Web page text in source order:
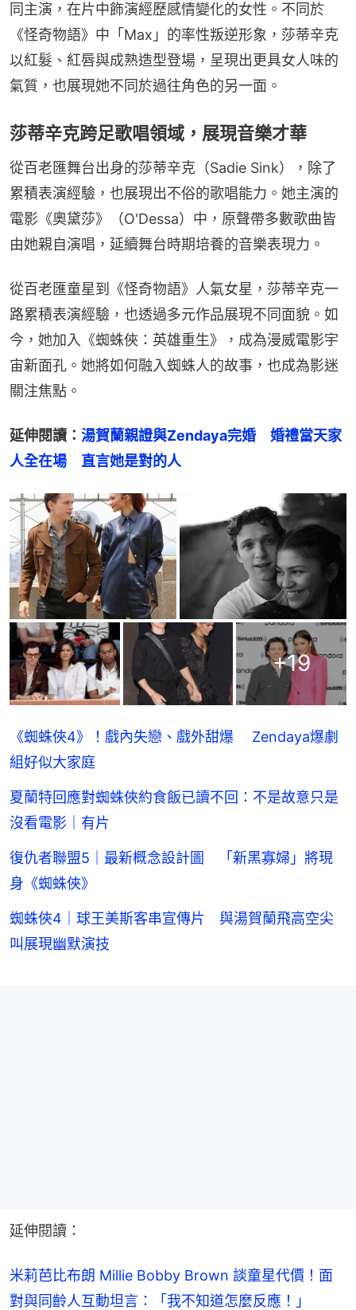
同主演，在片中飾演經歷感情變化的女性。不同於
《怪奇物語》中「Max」的率性叛逆形象，莎蒂辛克
以紅髮、紅唇與成熟造型登場，呈現出更具女人味的
氣質，也展現她不同於過往角色的另一面。
莎蒂辛克跨足歌唱領域，展現音樂才華
從百老匯舞台出身的莎蒂辛克（Sadie Sink），除了
累積表演經驗，也展現出不俗的歌唱能力。她主演的
電影《奧黛莎》（O'Dessa）中，原聲帶多數歌曲皆
由她親自演唱，延續舞台時期培養的音樂表現力。
從百老匯童星到《怪奇物語》人氣女星，莎蒂辛克一
路累積表演經驗，也透過多元作品展現不同面貌。如
今，她加入《蜘蛛俠：英雄重生》，成為漫威電影宇
宙新面孔。她將如何融入蜘蛛人的故事，也成為影迷
關注焦點。
延伸閱讀： 湯賀蘭親證與Zendaya完婚　婚禮當天家
人全在場　直言她是對的人
+19
《蜘蛛俠4》！戲內失戀、戲外甜爆 Zendaya爆劇
組好似大家庭
夏蘭特回應對蜘蛛俠約食飯已讀不回：不是故意只是
沒看電影｜有片
復仇者聯盟5｜最新概念設計圖 「新黑寡婦」將現
身《蜘蛛俠》
蜘蛛俠4｜球王美斯客串宣傳片 與湯賀蘭飛高空尖
叫展現幽默演技
延伸閱讀：
米莉芭比布朗 Millie Bobby Brown 談童星代價！面
對與同齡人互動坦言：「我不知道怎麼反應！」